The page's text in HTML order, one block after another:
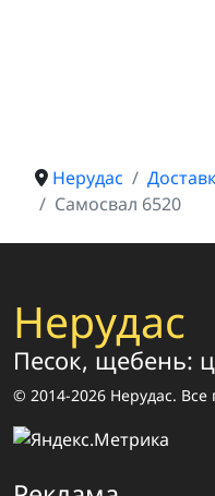
Нерудас
Самосвал 6520
Нерудас
Песок, щебень:
© 2014-2026 Нерудас.